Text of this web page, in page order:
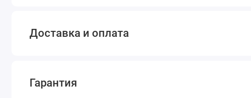
Доставка и оплата
Гарантия